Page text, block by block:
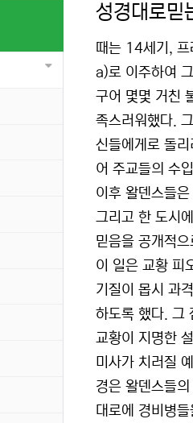
성경대로믿
때는 14세기,
a)로 이주하여
구어 몇몇 거친
족스러워했다.
신들에게로 돌
어 주교들의 수
이후 왈덴스들
그리고 한 도시
믿음을 공개적
이 일은 교황 피
기질이 몹시 과
하도록 했다. 그
교황이 지명한
미사가 치러질
경은 왈덴스들
대로에 경비병